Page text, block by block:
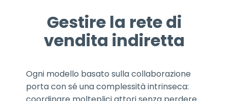
Gestire la rete di
vendita indiretta
Ogni modello basato sulla collaborazione
porta con sé una complessità intrinseca: